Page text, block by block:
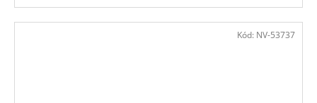
Kód: NV-53737